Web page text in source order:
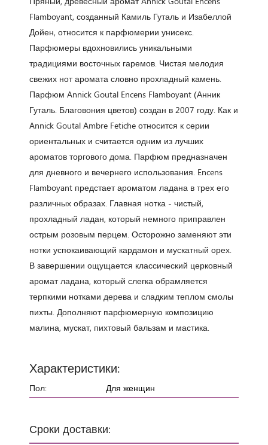
Сроки доставки:
Flamboyant, созданный Камиль Гуталь и Изабеллой
Дойен, относится к парфюмерии унисекс.
Парфюмеры вдохновились уникальными
традициями восточных гаремов. Чистая мелодия
свежих нот аромата словно прохладный камень.
Парфюм Annick Goutal Encens Flamboyant (Анник
Гуталь. Благовония цветов) создан в 2007 году. Как и
Annick Goutal Ambre Fetiche относится к серии
ориентальных и считается одним из лучших
ароматов торгового дома. Парфюм предназначен
для дневного и вечернего использования. Encens
Flamboyant предстает ароматом ладана в трех его
различных образах. Главная нотка - чистый,
прохладный ладан, который немного приправлен
острым розовым перцем. Осторожно заменяют эти
нотки успокаивающий кардамон и мускатный орех.
В завершении ощущается классический церковный
аромат ладана, который слегка обрамляется
терпкими нотками дерева и сладким теплом смолы
пихты. Дополняют парфюмерную композицию
малина, мускат, пихтовый бальзам и мастика.
Характеристики:
Пол: Для женщин